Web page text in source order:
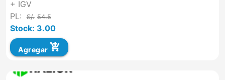
+ IGV
PL:
S/. 54.5
Stock: 3.00
Agregar add_shopping_cart